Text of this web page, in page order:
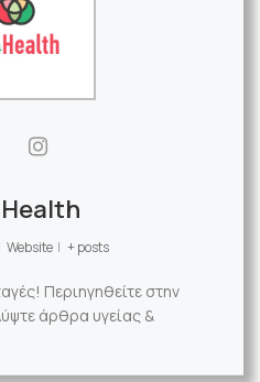
Website | + posts
Περιηγηθείτε στην
άρθρα υγείας &